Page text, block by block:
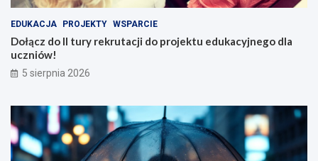
EDUKACJA PROJEKTY WSPARCIE
Dołącz do II tury rekrutacji do projektu edukacyjnego dla
uczniów!
5 sierpnia 2026